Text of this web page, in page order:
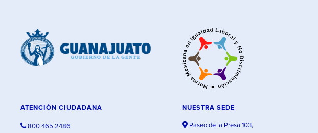
ATENCIÓN CIUDADANA
800 465 2486
NUESTRA SEDE
Paseo de la Presa 103,